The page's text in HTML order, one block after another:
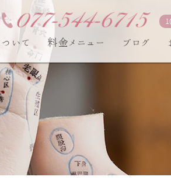
いて 料金メニュー ブログ